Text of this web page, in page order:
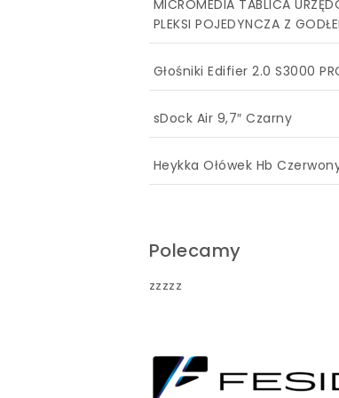
MICROMEDIA TABLICA
PLEKSI POJEDYNCZA Z
Głośniki Edifier 2.0 S3000
sDock Air 9,7″ Czarny
Heykka Ołówek Hb
Polecamy
zzzzz